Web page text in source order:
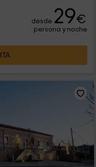
de las mejores opciones.
y disfrutar del
desde 29€
persona y noche